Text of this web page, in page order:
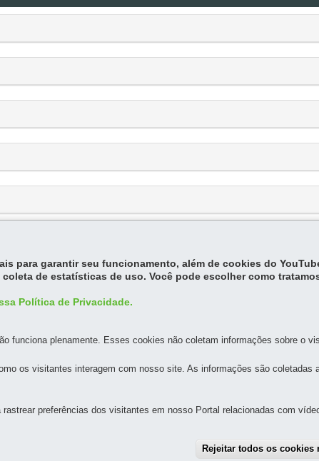
MAPA DO SITE DENUNCIE CORRUPÇÃO
METROPOLITANOS DO PARANÁ - AMEP
para garantir seu funcionamento, além de cookies do
de estatísticas de uso. Você pode escolher como
Política de Privacidade.
funciona plenamente. Esses cookies não coletam informações sobre o
os visitantes interagem com nosso site. As informações são coletadas
rastrear preferências dos visitantes em nosso Portal relacionadas com
Rejeitar todos os cookies